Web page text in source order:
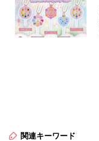
関連キーワード